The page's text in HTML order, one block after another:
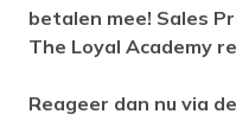
betalen mee! Sales
The Loyal Academy
Reageer dan nu via